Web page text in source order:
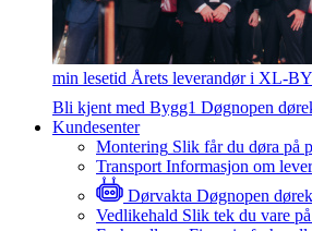
min lesetid Årets leverandør i XL-
Bli kjent med Bygg1 Døgnopen
Kundesenter
Montering Slik får du døra på
Transport Informasjon om
Dørvakta Døgnopen
Vedlikehald Slik tek du vare